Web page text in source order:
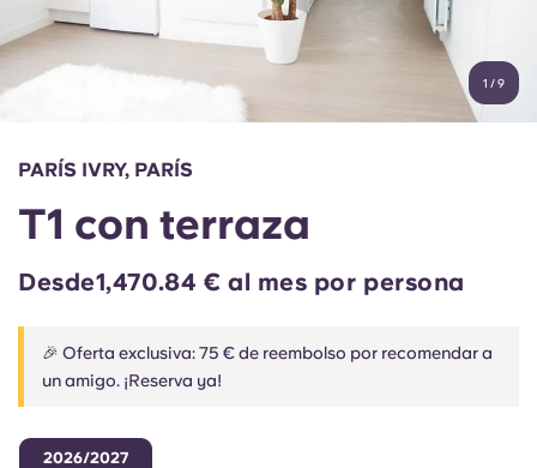
Cuenta Idioma
English (GB)
Chinese
Español
Català
Portuguese
1 /9
PARÍS IVRY, PARÍS
T1 con terraza
Desde1,470.84 € al mes por persona
🎉 Oferta exclusiva: 75 € de reembolso por recomendar a
un amigo. ¡Reserva ya!
2026/2027